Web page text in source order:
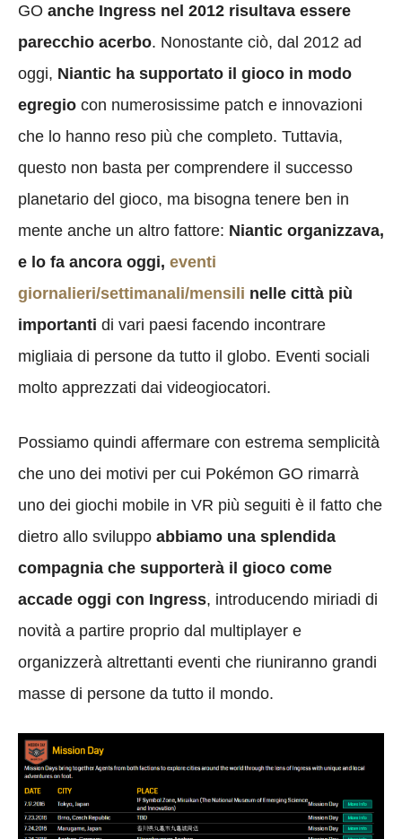
GO anche Ingress nel 2012 risultava essere
parecchio acerbo. Nonostante ciò, dal 2012 ad
oggi, Niantic ha supportato il gioco in modo
egregio con numerosissime patch e innovazioni
che lo hanno reso più che completo. Tuttavia,
questo non basta per comprendere il successo
planetario del gioco, ma bisogna tenere ben in
mente anche un altro fattore: Niantic organizzava,
e lo fa ancora oggi, eventi
giornalieri/settimanali/mensili nelle città più
importanti di vari paesi facendo incontrare
migliaia di persone da tutto il globo. Eventi sociali
molto apprezzati dai videogiocatori.
Possiamo quindi affermare con estrema semplicità
che uno dei motivi per cui Pokémon GO rimarrà
uno dei giochi mobile in VR più seguiti è il fatto che
dietro allo sviluppo abbiamo una splendida
compagnia che supporterà il gioco come
accade oggi con Ingress, introducendo miriadi di
novità a partire proprio dal multiplayer e
organizzerà altrettanti eventi che riuniranno grandi
masse di persone da tutto il mondo.